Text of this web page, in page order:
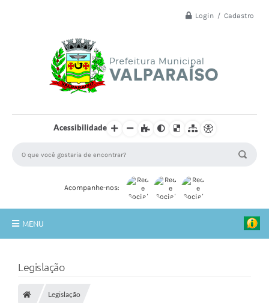
Login / Cadastro
Acessibilidade
Acompanhe-nos:
MENU
A Prefeitura
A Nossa Cidade
Legislação
Legislação